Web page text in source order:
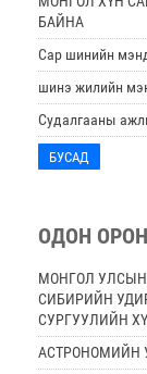
БАЙНА
Сар шинийн
шинэ жилийн
Судалгааны
БУСАД
ОДОН ОРОН
МОНГОЛ
СИБИРИЙН
СУРГУУЛИЙН
АСТРОНОМИЙН